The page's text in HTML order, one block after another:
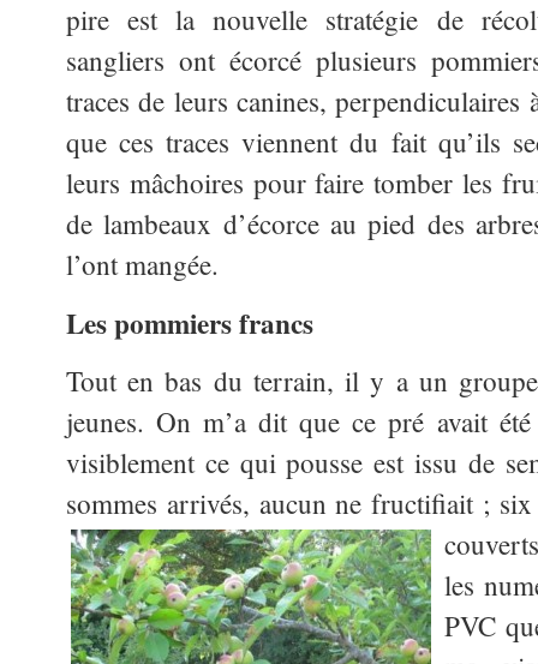
pire est la nouvelle stratégie de
sangliers ont écorcé plusieurs
traces de leurs canines, perpendiculaires
que ces traces viennent du fait qu’ils
leurs mâchoires pour faire tomber les
de lambeaux d’écorce au pied des
l’ont mangée.
Les pommiers francs
Tout en bas du terrain, il y a un
jeunes. On m’a dit que ce pré avait
visiblement ce qui pousse est issu de
sommes arrivés, aucun ne fructifiait ;
les
PVC